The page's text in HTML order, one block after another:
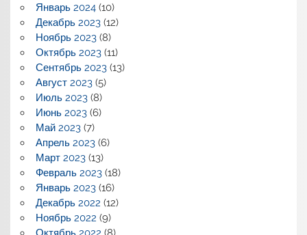
Январь 2024(10)
Декабрь 2023(12)
Ноябрь 2023(8)
Октябрь 2023(11)
Сентябрь 2023(13)
Август 2023(5)
Июль 2023(8)
Июнь 2023(6)
Май 2023(7)
Апрель 2023(6)
Март 2023(13)
Февраль 2023(18)
Январь 2023(16)
Декабрь 2022 (12)
Ноябрь 2022 (9)